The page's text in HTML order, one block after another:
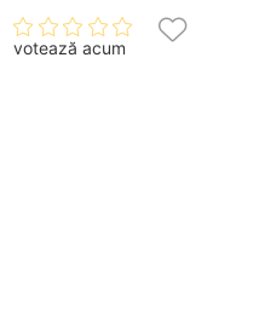
votează acum